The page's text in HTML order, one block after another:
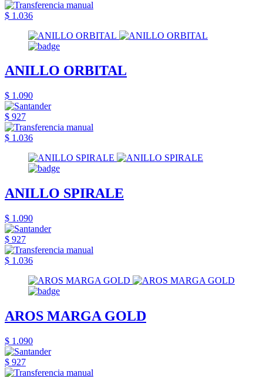
$ 1.036
ANILLO ORBITAL
$ 1.090
$ 927
$ 1.036
ANILLO SPIRALE
$ 1.090
$ 927
$ 1.036
AROS MARGA GOLD
$ 1.090
$ 927